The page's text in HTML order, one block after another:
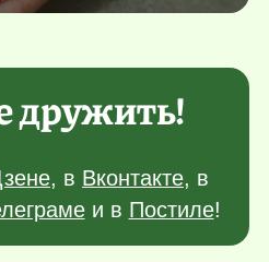
дружить!
, в Вконтакте, в
и в Постиле!